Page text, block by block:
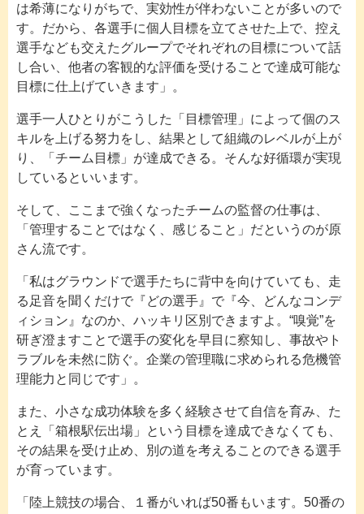
は希薄になりがちで、実効性が伴わないことが多いので
す。だから、各選手に個人目標を立てさせた上で、控え
選手なども交えたグループでそれぞれの目標について話
し合い、他者の客観的な評価を受けることで達成可能な
目標に仕上げていきます」。
選手一人ひとりがこうした「目標管理」によって個のス
キルを上げる努力をし、結果として組織のレベルが上が
り、「チーム目標」が達成できる。そんな好循環が実現
しているといいます。
そして、ここまで強くなったチームの監督の仕事は、
「管理することではなく、感じること」だというのが原
さん流です。
「私はグラウンドで選手たちに背中を向けていても、走
る足音を聞くだけで『どの選手』で『今、どんなコンデ
ィション』なのか、ハッキリ区別できますよ。“嗅覚”を
研ぎ澄ますことで選手の変化を早目に察知し、事故やト
ラブルを未然に防ぐ。企業の管理職に求められる危機管
理能力と同じです」。
また、小さな成功体験を多く経験させて自信を育み、た
とえ「箱根駅伝出場」という目標を達成できなくても、
その結果を受け止め、別の道を考えることのできる選手
が育っています。
「陸上競技の場合、１番がいれば50番もいます。50番の